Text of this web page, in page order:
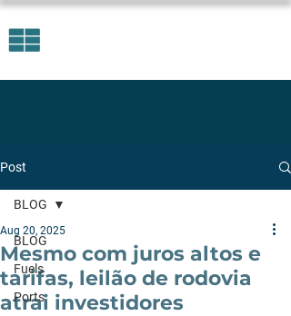
Post
BLOG
Fuels
Ports
BLOG
Mesmo com juros altos e
tarifas, leilão de rodovia
atrai investidores
Aug 20, 2025